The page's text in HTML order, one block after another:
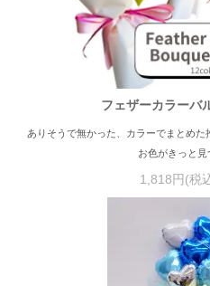
フェザーカラーバ
ありそうで無かった、カラーでまとめ
お色がきっと見
1,818円(税